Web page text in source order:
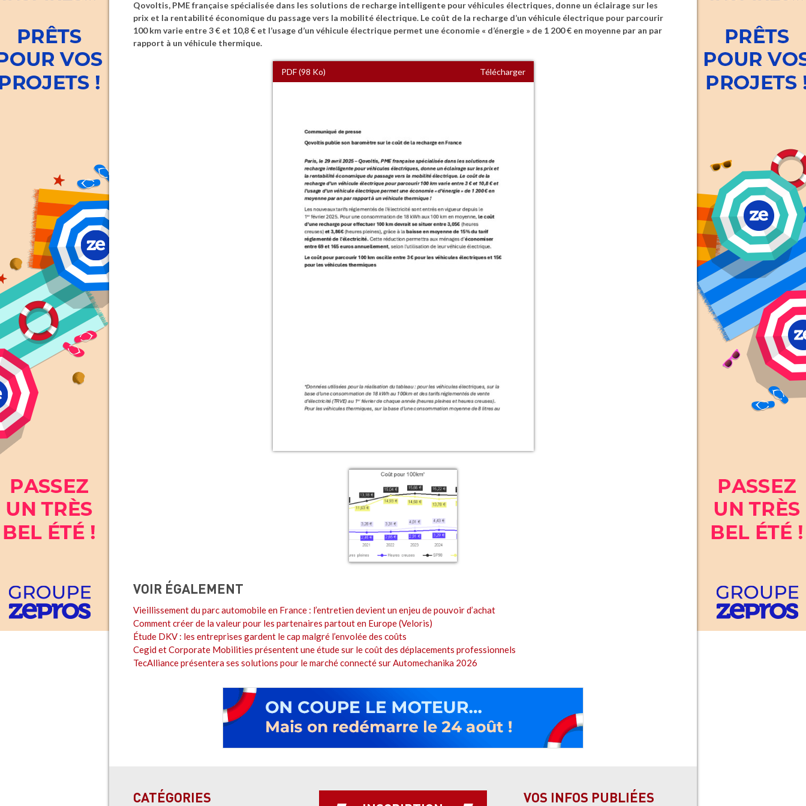
Qovoltis, PME française spécialisée dans les solutions de recharge intelligente pour véhicules électriques, donne un éclairage sur les
prix et la rentabilité économique du passage vers la mobilité électrique. Le coût de la recharge d’un véhicule électrique pour parcourir
100 km varie entre 3 € et 10,8 € et l’usage d’un véhicule électrique permet une économie « d’énergie » de 1 200 € en moyenne par an par
rapport à un véhicule thermique.
PDF (98 Ko) Télécharger
VOIR ÉGALEMENT
Vieillissement du parc automobile en France : l’entretien devient un enjeu de pouvoir d’achat
Comment créer de la valeur pour les partenaires partout en Europe (Veloris)
Étude DKV : les entreprises gardent le cap malgré l’envolée des coûts
Cegid et Corporate Mobilities présentent une étude sur le coût des déplacements professionnels
TecAlliance présentera ses solutions pour le marché connecté sur Automechanika 2026
CATÉGORIES
VOS INFOS PUBLIÉES